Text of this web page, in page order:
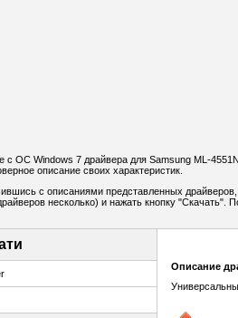
ОС Windows 7 драйвера для Samsung ML-
описание своих характеристик.
с описаниями представленных
несколько) и нажать кнопку "Скачать".
Описание